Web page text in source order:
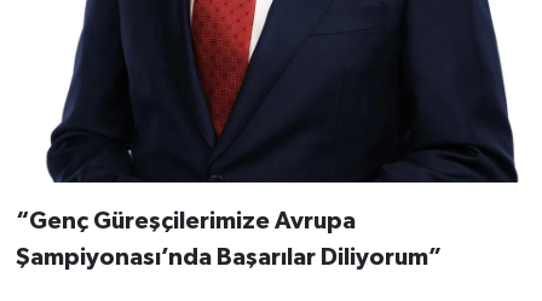
“Genç Güreşçilerimize Avrupa
Şampiyonası’nda Başarılar Diliyorum”